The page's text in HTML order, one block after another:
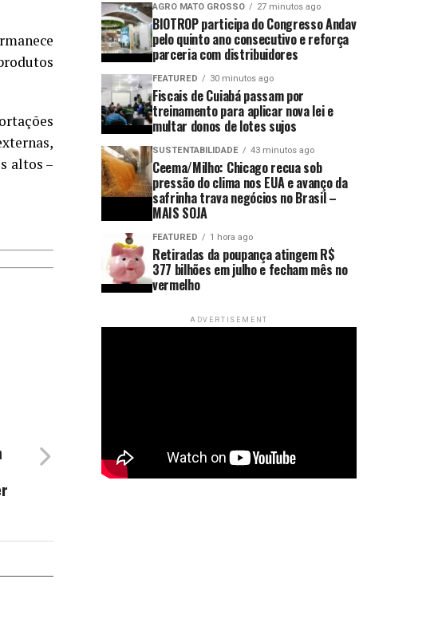
altos –
AGRO MATO GROSSO 27 minutos ago
BIOTROP participa do Congresso Andav
pelo quinto ano consecutivo e reforça
parceria com distribuidores
FEATURED 30 minutos ago
Fiscais de Cuiabá passam por
treinamento para aplicar nova lei e
multar donos de lotes sujos
SUSTENTABILIDADE 43 minutos ago
Ceema/Milho: Chicago recua sob
pressão do clima nos EUA e avanço da
safrinha trava negócios no Brasil –
MAIS SOJA
FEATURED 1 hora ago
Retiradas da poupança atingem R$
377 bilhões em julho e fecham mês no
vermelho
ADVERTISEMENT